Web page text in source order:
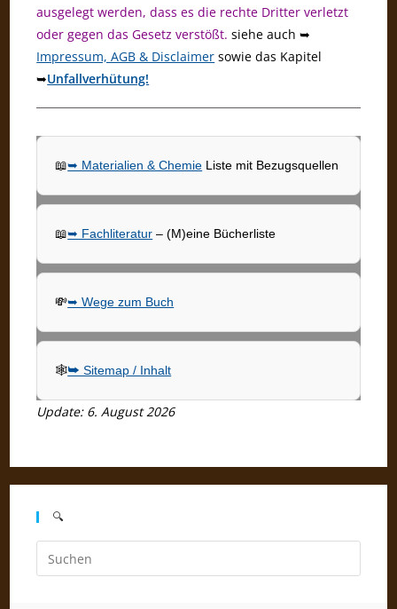
ausgelegt werden, dass es die rechte Dritter verletzt
oder gegen das Gesetz verstößt.siehe auch ➥
Impressum, AGB & Disclaimer sowie das Kapitel
➥Unfallverhütung!
📖➥ Materialien & Chemie Liste mit Bezugsquellen
📖➥ Fachliteratur – (M)eine Bücherliste
💸➥ Wege zum Buch
🕸➥ Sitemap / Inhalt
Update: 6. August 2026
🔍